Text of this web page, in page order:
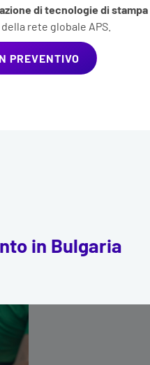
di tecnologie di stampa
rete globale APS.
PREVENTIVO
in Bulgaria